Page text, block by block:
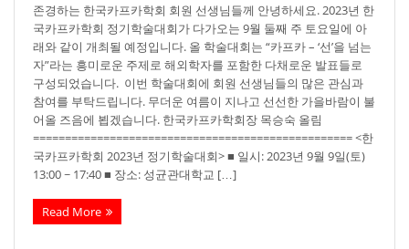
존경하는 한국카프카학회 회원 선생님들께 안녕하세요. 2023년 한
국카프카학회 정기학술대회가 다가오는 9월 둘째 주 토요일에 아
래와 같이 개최될 예정입니다. 올 학술대회는 “카프카 – ‘선’을 넘는
자”라는 흥미로운 주제로 해외학자를 포함한 다채로운 발표들로
구성되었습니다. 이번 학술대회에 회원 선생님들의 많은 관심과
참여를 부탁드립니다. 무더운 여름이 지나고 선선한 가을바람이 불
어올 즈음에 뵙겠습니다. 한국카프카학회장 목승숙 올림
================================================== <한
국카프카학회 2023년 정기학술대회> ■ 일시: 2023년 9월 9일(토)
13:00 ~ 17:40 ■ 장소: 성균관대학교 […]
Read More